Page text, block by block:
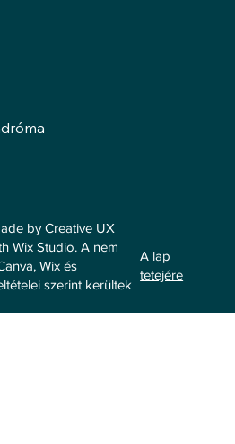
by Creative UX
Wix Studio. A nem
Wix és
szerint kerültek
A lap
tetejére